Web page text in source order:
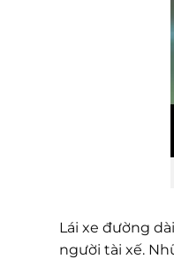
Lái xe đường
người tài xế.